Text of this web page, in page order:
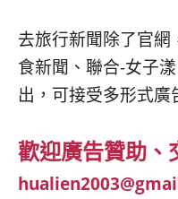
去旅行新聞除了官
食新聞、聯合-女子
出，可接受多形式廣
歡迎廣告贊助、